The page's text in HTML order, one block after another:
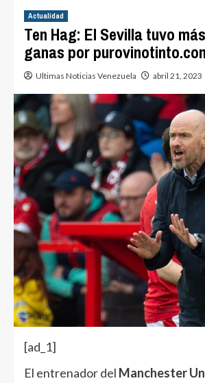
Actualidad
Ten Hag: El Sevilla tuvo
ganas por
Ultimas Noticias Venezuela abril 21, 2023
[ad_1]
El entrenador del Manchester